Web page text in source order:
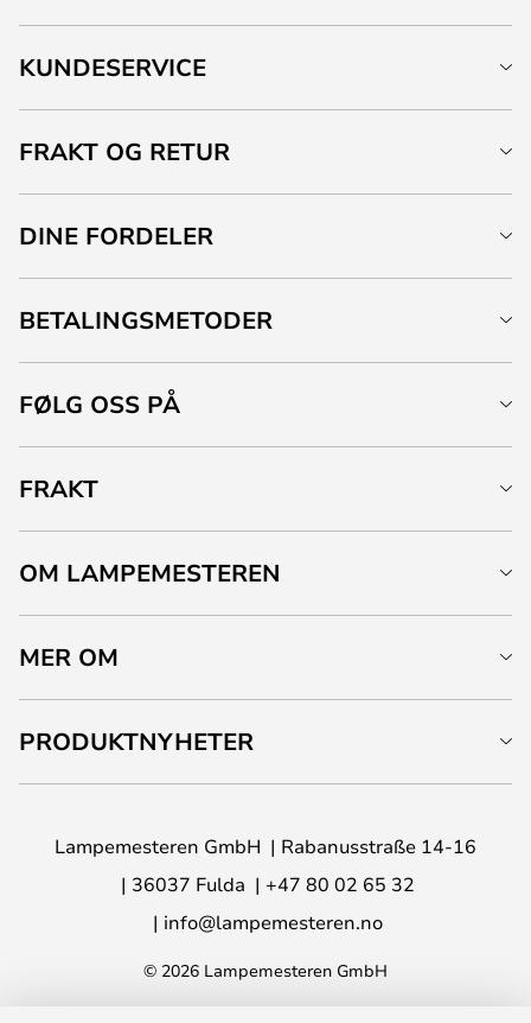
KUNDESERVICE
FRAKT OG RETUR
DINE FORDELER
BETALINGSMETODER
FØLG OSS PÅ
FRAKT
OM LAMPEMESTEREN
MER OM
PRODUKTNYHETER
Lampemesteren GmbH
Rabanusstraße 14-16
36037 Fulda
+47 80 02 65 32
info@lampemesteren.no
© 2026 Lampemesteren GmbH